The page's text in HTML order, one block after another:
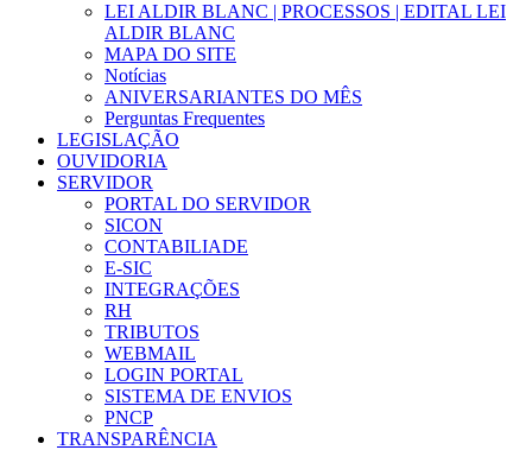
LEI ALDIR BLANC | PROCESSOS | EDITAL LEI
ALDIR BLANC
MAPA DO SITE
Notícias
ANIVERSARIANTES DO MÊS
Perguntas Frequentes
LEGISLAÇÃO
OUVIDORIA
SERVIDOR
PORTAL DO SERVIDOR
SICON
CONTABILIADE
E-SIC
INTEGRAÇÕES
RH
TRIBUTOS
WEBMAIL
LOGIN PORTAL
SISTEMA DE ENVIOS
PNCP
TRANSPARÊNCIA